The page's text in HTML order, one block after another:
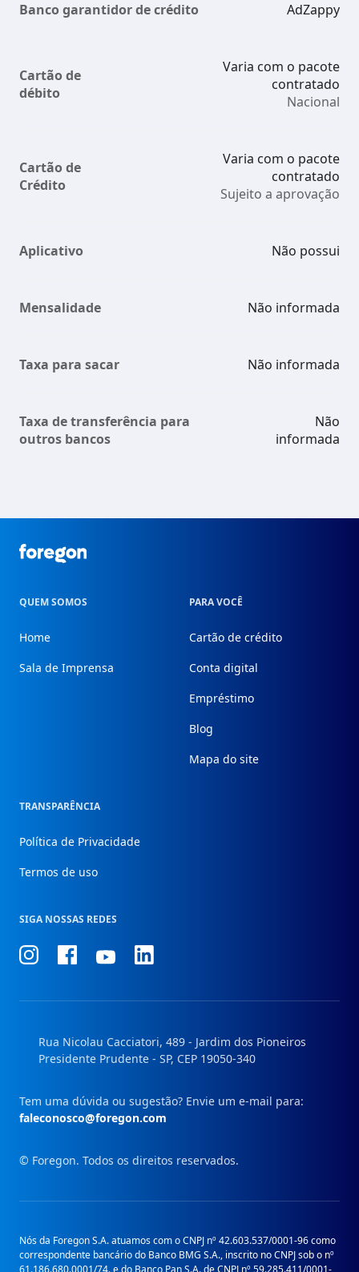
Banco garantidor de crédito AdZappy
Cartão de
débito
Varia com o pacote
contratado
Nacional
Cartão de
Crédito
Varia com o pacote
contratado
Sujeito a aprovação
Aplicativo Não possui
Mensalidade Não informada
Taxa para sacar Não informada
Taxa de transferência para
outros bancos
Não
informada
Foregon.com
QUEM SOMOS
Home
Sala de Imprensa
PARA VOCÊ
Cartão de crédito
Conta digital
Empréstimo
Blog
Mapa do site
TRANSPARÊNCIA
Política de Privacidade
Termos de uso
SIGA NOSSAS REDES
ConheçaConheçaConheçaConheça
Rua Nicolau Cacciatori, 489 - Jardim dos Pioneiros
Presidente Prudente - SP, CEP 19050-340
Tem uma dúvida ou sugestão? Envie um e-mail para:
faleconosco@foregon.com
© Foregon. Todos os direitos reservados.
Nós da Foregon S.A. atuamos com o CNPJ nº 42.603.537/0001-96 como
correspondente bancário do Banco BMG S.A., inscrito no CNPJ sob o nº
61.186.680.0001/74. e do Banco Pan S.A. de CNPJ nº 59.285.411/0001-